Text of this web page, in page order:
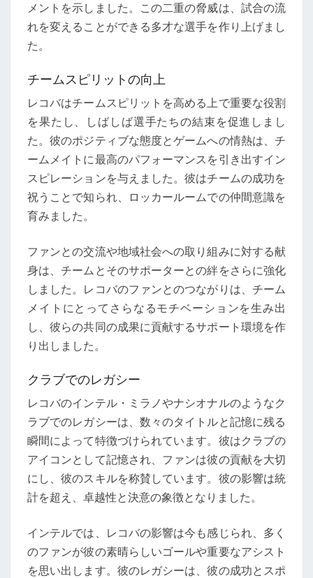
メントを示しました。この二重の脅威は、試合の流
れを変えることができる多才な選手を作り上げまし
た。
チームスピリットの向上
レコバはチームスピリットを高める上で重要な役割
を果たし、しばしば選手たちの結束を促進しまし
た。彼のポジティブな態度とゲームへの情熱は、チ
ームメイトに最高のパフォーマンスを引き出すイン
スピレーションを与えました。彼はチームの成功を
祝うことで知られ、ロッカールームでの仲間意識を
育みました。
ファンとの交流や地域社会への取り組みに対する献
身は、チームとそのサポーターとの絆をさらに強化
しました。レコバのファンとのつながりは、チーム
メイトにとってさらなるモチベーションを生み出
し、彼らの共同の成果に貢献するサポート環境を作
り出しました。
クラブでのレガシー
レコバのインテル・ミラノやナシオナルのようなク
ラブでのレガシーは、数々のタイトルと記憶に残る
瞬間によって特徴づけられています。彼はクラブの
アイコンとして記憶され、ファンは彼の貢献を大切
にし、彼のスキルを称賛しています。彼の影響は統
計を超え、卓越性と決意の象徴となりました。
インテルでは、レコバの影響は今も感じられ、多く
のファンが彼の素晴らしいゴールや重要なアシスト
を思い出します。彼のレガシーは、彼の成功とスポ